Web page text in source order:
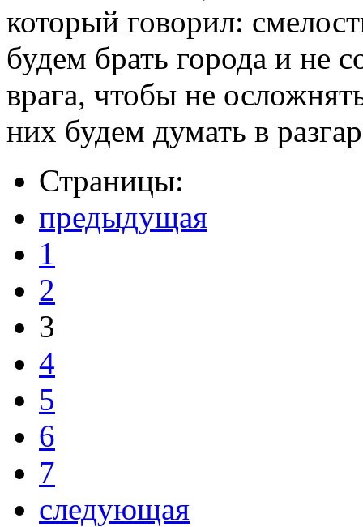
который говорил:
будем брать города и не
врага, чтобы не
них будем думать в
Страницы:
предыдущая
1
2
3
4
5
6
7
следующая